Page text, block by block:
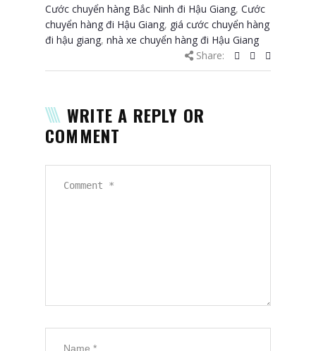
Cước chuyển hàng Bắc Ninh đi Hậu Giang, Cước
chuyển hàng đi Hậu Giang, giá cước chuyển hàng
đi hậu giang, nhà xe chuyển hàng đi Hậu Giang
Share:
WRITE A REPLY OR
COMMENT